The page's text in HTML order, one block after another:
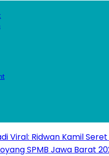
Viral: Ridwan Kamil
SPMB Jawa Barat